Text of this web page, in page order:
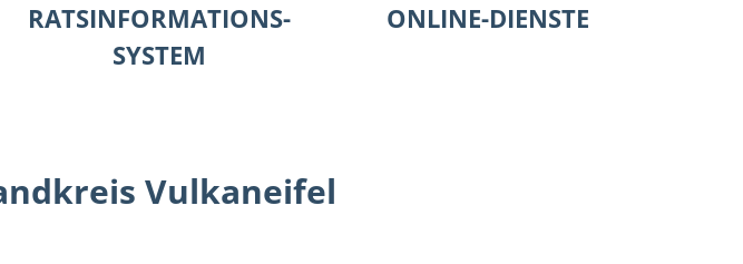
RATSINFORMATIONS-
SYSTEM
ONLINE-DIENSTE
Vulkaneifel